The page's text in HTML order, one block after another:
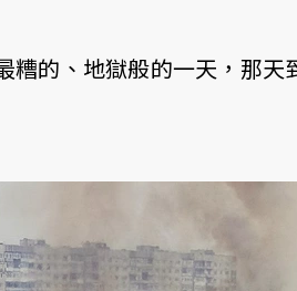
糟的、地獄般的一天，那